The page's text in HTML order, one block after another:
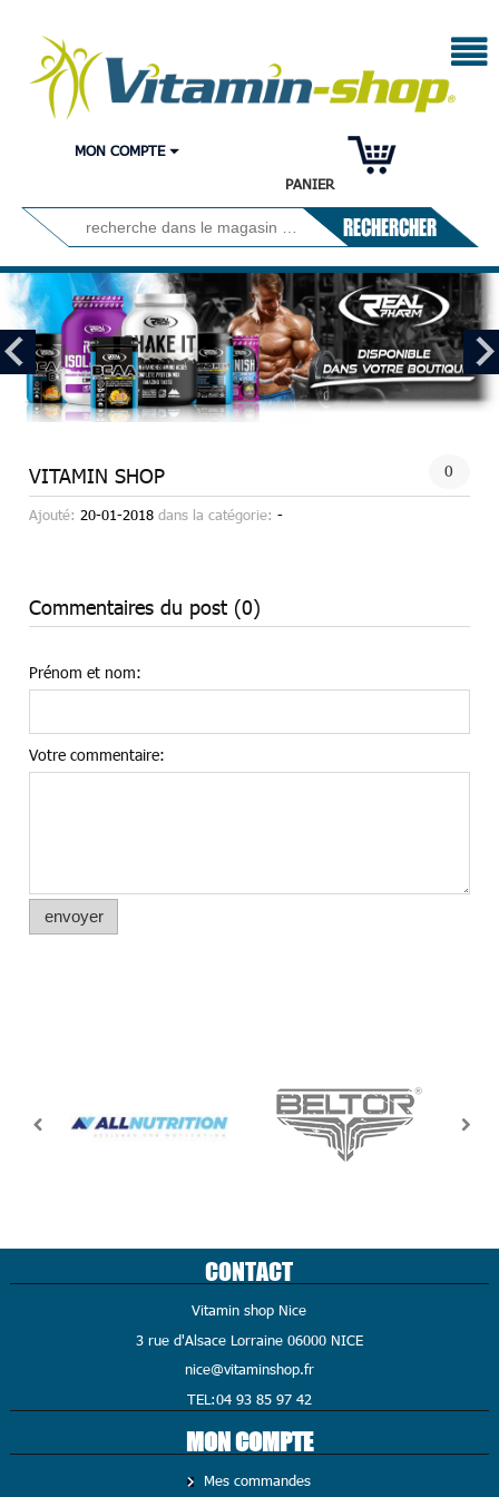
PANIER
MON COMPTE
RECHERCHER
VITAMIN SHOP 0
Ajouté: 20-01-2018 dans la catégorie: -
Commentaires du post (0)
Prénom et nom:
Votre commentaire:
envoyer
CONTACT
Vitamin shop Nice
3 rue d'Alsace Lorraine 06000 NICE
nice@vitaminshop.fr
TEL:04 93 85 97 42
MON COMPTE
Mes commandes